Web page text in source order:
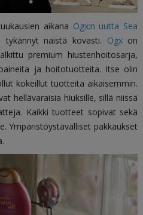
aikana Ogx:n uutta Sea
tykännyt näistä kovasti. Ogxon
premium hiustenhoitosarja,
ja hoitotuotteita. Itse olin
kokeillut tuotteita aikaisemmin.
hellävaraisia hiuksille, sillä niissä
Kaikki tuotteet sopivat sekä
Ympäristöystävälliset pakkaukset